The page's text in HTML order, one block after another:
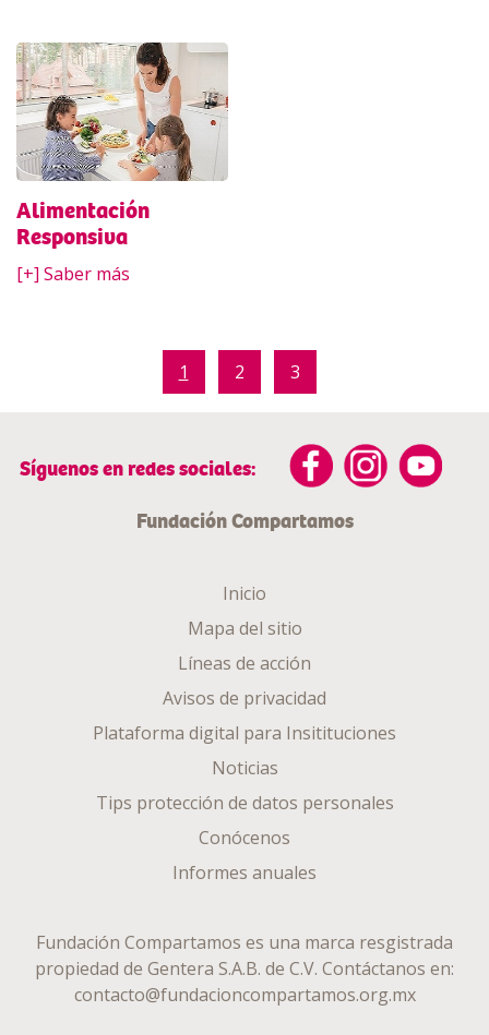
Alimentación
Responsiva
[+] Saber más
1 2 3
Síguenos en redes sociales:
Fundación Compartamos
Inicio
Mapa del sitio
Líneas de acción
Avisos de privacidad
Plataforma digital para Insitituciones
Noticias
Tips protección de datos personales
Conócenos
Informes anuales
Fundación Compartamos es una marca resgistrada
propiedad de Gentera S.A.B. de C.V. Contáctanos en:
contacto@fundacioncompartamos.org.mx